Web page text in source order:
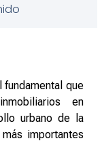
fundamental que
en
urbano de la
importantes